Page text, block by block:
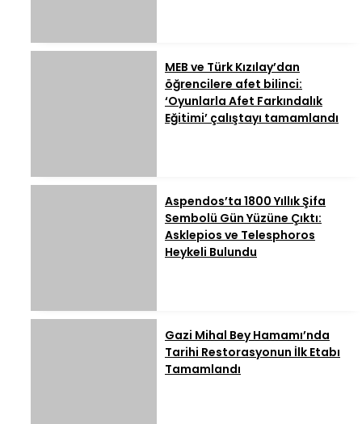
MEB ve Türk Kızılay’dan
öğrencilere afet bilinci:
‘Oyunlarla Afet Farkındalık
Eğitimi’ çalıştayı tamamlandı
Aspendos’ta 1800 Yıllık Şifa
Sembolü Gün Yüzüne Çıktı:
Asklepios ve Telesphoros
Heykeli Bulundu
Gazi Mihal Bey Hamamı’nda
Tarihi Restorasyonun İlk Etabı
Tamamlandı